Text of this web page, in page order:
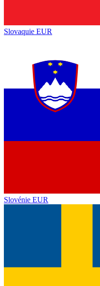
Slovaquie EUR
Slovénie EUR